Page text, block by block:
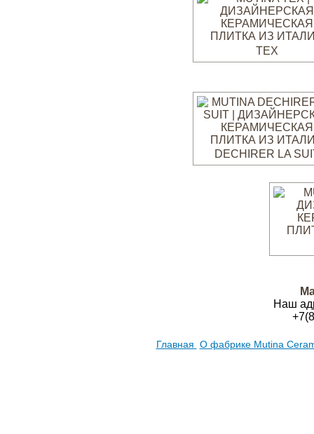
TEX
DECHIRER LA
Наш
Главная О фабрике Mutina